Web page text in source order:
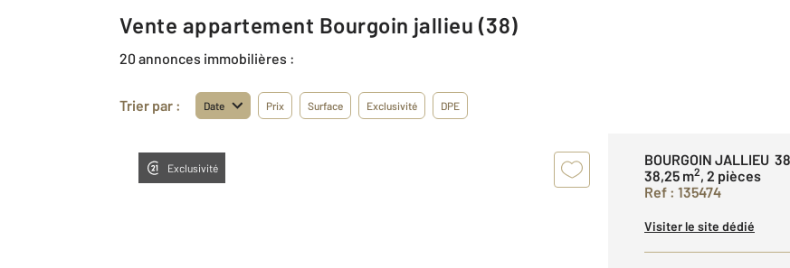
Vente appartement Bourgoin jallieu (38)
20 annonces immobilières :
Trier par : Date Prix Surface Exclusivité DPE
Exclusivité
BOURGOIN JALLIEU 38
38,25 m2, 2 pièces
Ref : 135474
Visiter le site dédié